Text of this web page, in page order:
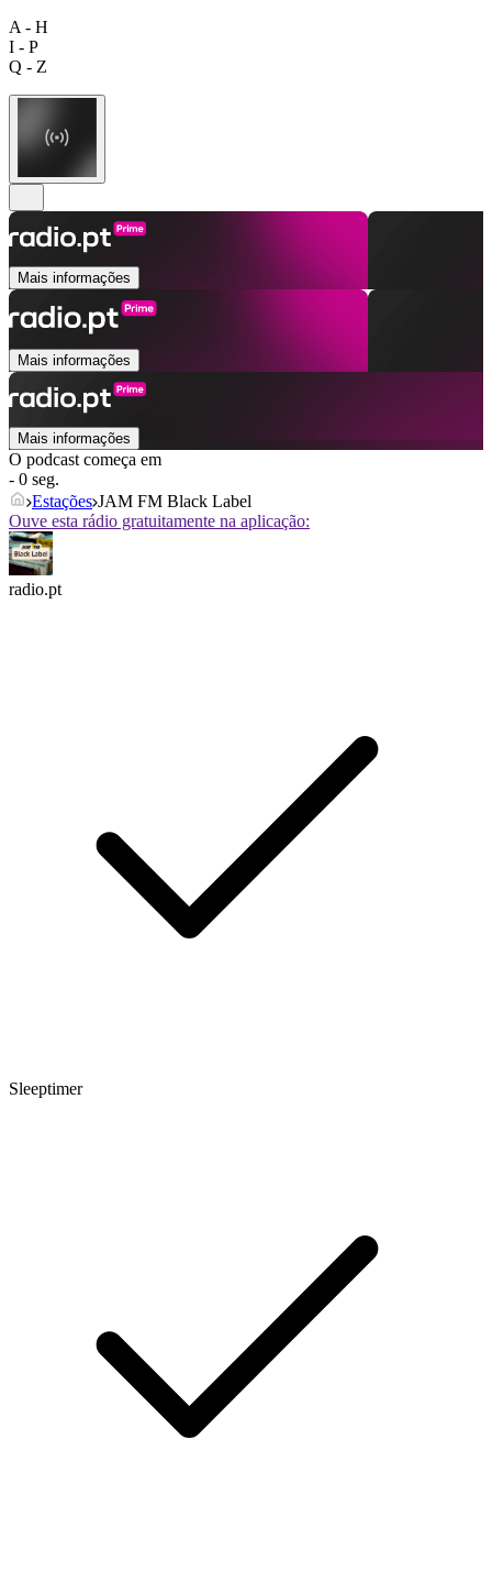
A - H
I - P
Q - Z
Mais informações
Mais informações
Mais informações
O podcast começa em
- 0 seg.
Estações JAM FM Black Label
Ouve esta rádio gratuitamente na aplicação:
radio.pt
Sleeptimer